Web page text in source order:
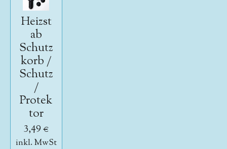
Heizst
ab
Schutz
korb /
Schutz
/
Protek
tor
3,49 €
inkl. MwSt